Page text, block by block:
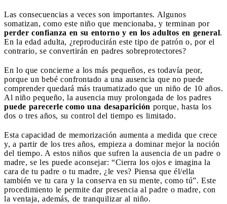
Las consecuencias a veces son importantes. Algunos
somatizan, como este niño que mencionaba, y terminan por
perder confianza en su entorno y en los adultos en general.
En la edad adulta, ¿reproducirán este tipo de patrón o, por el
contrario, se convertirán en padres sobreprotectores?
En lo que concierne a los más pequeños, es todavía peor,
porque un bebé confrontado a una ausencia que no puede
comprender quedará más traumatizado que un niño de 10 años.
Al niño pequeño, la ausencia muy prolongada de los padres
puede parecerle como una desaparición porque, hasta los
dos o tres años, su control del tiempo es limitado.
Esta capacidad de memorización aumenta a medida que crece
y, a partir de los tres años, empieza a dominar mejor la noción
del tiempo. A estos niños que sufren la ausencia de un padre o
madre, se les puede aconsejar: “Cierra los ojos e imagina la
cara de tu padre o tu madre, ¿le ves? Piensa que él/ella
también ve tu cara y la conserva en su mente, como tú”. Este
procedimiento le permite dar presencia al padre o madre, con
la ventaja, además, de tranquilizar al niño.